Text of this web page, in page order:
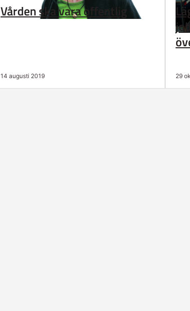
Vården ska vara offentlig
14 augusti 2019 29